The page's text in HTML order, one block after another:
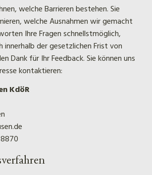
welche Barrieren bestehen. Sie
welche Ausnahmen wir gemacht
Ihre Fragen schnellstmöglich,
der gesetzlichen Frist von
Dank für Ihr Feedback. Sie können uns
kontaktieren:
KdöR